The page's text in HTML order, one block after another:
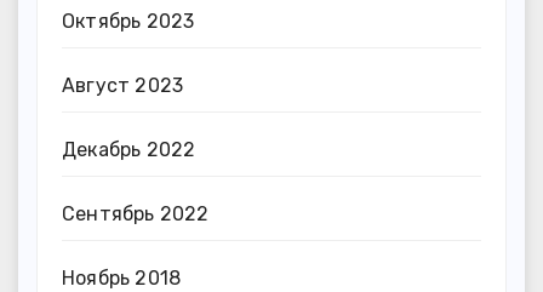
Октябрь 2023
Август 2023
Декабрь 2022
Сентябрь 2022
Ноябрь 2018